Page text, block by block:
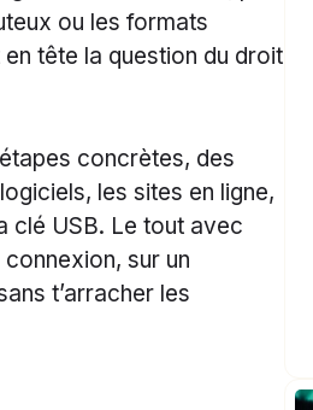
ou les formats
tête la question du droit
concrètes, des
les sites en ligne,
clé USB. Le tout avec
sur un
t’arracher les